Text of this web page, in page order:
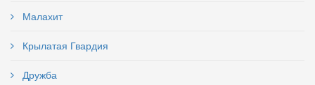
Малахит
Крылатая Гвардия
Дружба